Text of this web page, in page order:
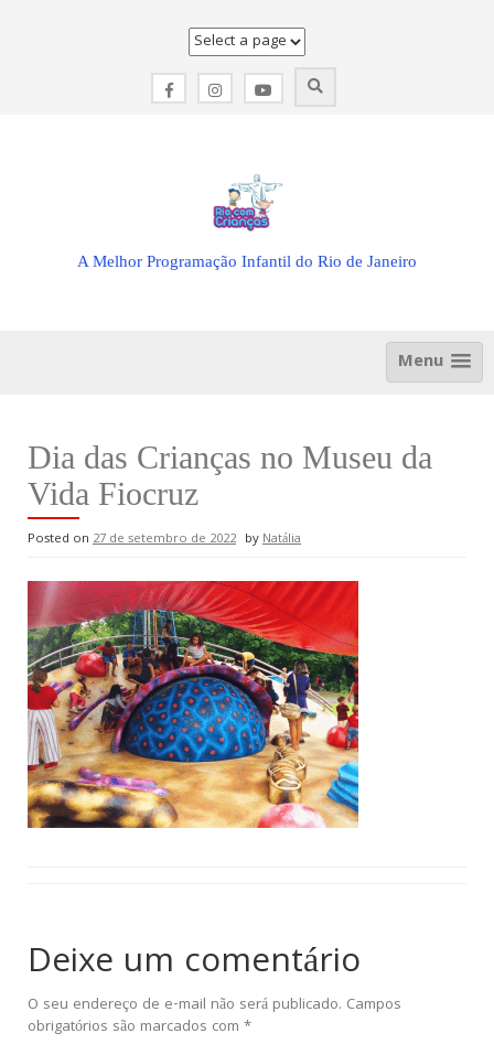
A Melhor Programação Infantil do Rio de Janeiro
Menu
Dia das Crianças no Museu da
Vida Fiocruz
Posted on 27 de setembro de 2022 byNatália
Deixe um comentário
O seu endereço de e-mail não será publicado. Campos
obrigatórios são marcados com *